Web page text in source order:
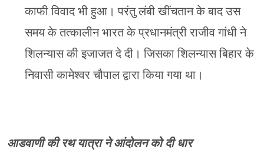
काफी विवाद भी हुआ। परंतु लंबी खींचतान के बाद उस
समय के तत्कालीन भारत के प्रधानमंत्री राजीव गांधी ने
शिलन्यास की इजाजत दे दी। जिसका शिलन्यास बिहार के
निवासी कामेश्वर चौपाल द्वारा किया गया था।
आडवाणी की रथ यात्रा ने आंदोलन को दी धार